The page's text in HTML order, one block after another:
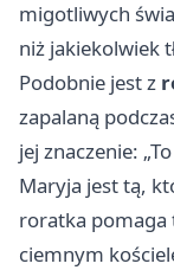
migotliwych
niż jakiekolwiek
Podobnie jest z
zapalaną
jej znaczenie:
Maryja jest tą,
roratka pomaga
ciemnym